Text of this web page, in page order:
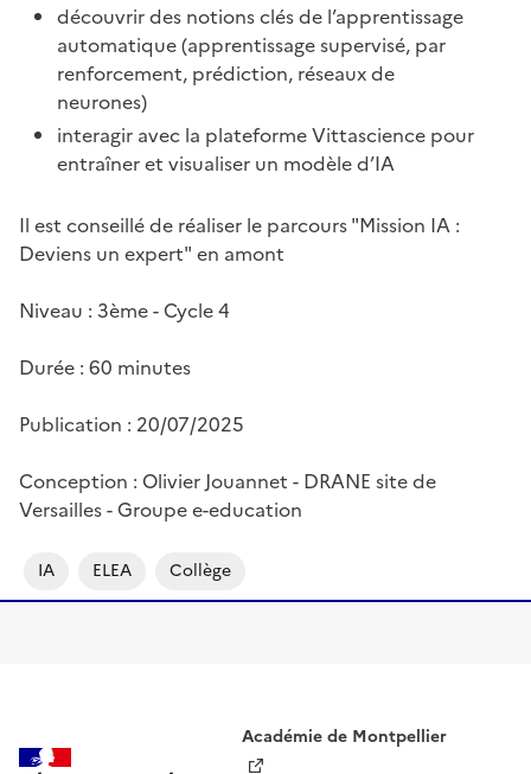
découvrir des notions clés de l’apprentissage
automatique (apprentissage supervisé, par
renforcement, prédiction, réseaux de
neurones)
interagir avec la plateforme Vittascience pour
entraîner et visualiser un modèle d’IA
Il est conseillé de réaliser le parcours "Mission IA :
Deviens un expert" en amont
Niveau : 3ème - Cycle 4
Durée : 60 minutes
Publication : 20/07/2025
Conception : Olivier Jouannet - DRANE site de
Versailles - Groupe e-education
IA ELEA Collège
Académie de Montpellier